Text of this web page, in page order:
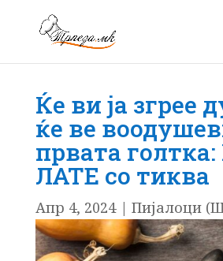
Ќе ви ја згрее
ќе ве
првата
ЛАТЕ со тиква
Апр 4, 2024| Пијалоци